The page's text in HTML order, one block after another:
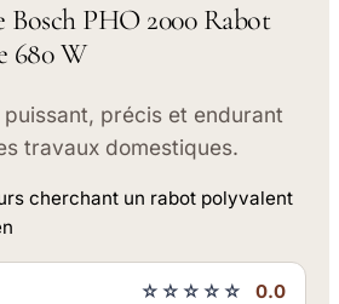
Bosch PHO 2000 Rabot
680 W
précis et endurant
travaux domestiques.
cherchant un rabot polyvalent
☆☆☆☆☆ 0.0